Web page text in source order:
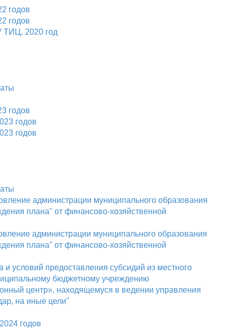
годов
годов
ТИЦ, 2020 год
годов
годов
годов
администрации муниципального образования
плана" от финансово-хозяйственной
администрации муниципального образования
плана" от финансово-хозяйственной
условий предоставления субсидий из местного
бюджетному учреждению
центр», находящемуся в ведении управления
на иные цели"
годов